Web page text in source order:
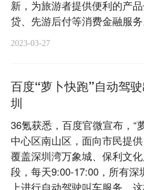
新，为旅游者提供便利的产
贷、先游后付等消费金融服务
2023-03-27
百度“萝卜快跑”自动驾
圳
36氪获悉，百度官微宣布，“
中心区南山区，面向市民提
覆盖深圳湾万象城、保利文
段，每天9:00-17:00，所有深
上进行自动驾驶叫车服务。